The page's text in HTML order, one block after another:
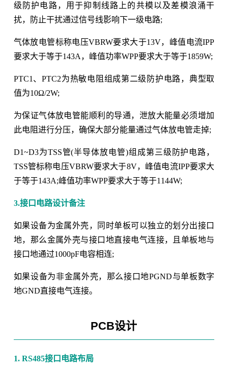
级防护电路，用于抑制线路上的共模以及差模浪涌干
扰，防止干扰通过信号线影响下一级电路;
气体放电管标称电压VBRW要求大于13V，峰值电流IPP
要求大于等于143A，峰值功率WPP要求大于等于1859W;
PTC1、PTC2为热敏电阻组成第二级防护电路，典型取
值为10Ω/2W;
为保证气体放电管能顺利的导通，泄放大能量必须增加
此电阻进行分压，确保大部分能量通过气体放电管走掉;
D1~D3为TSS管(半导体放电管)组成第三级防护电路，
TSS管标称电压VBRW要求大于8V，峰值电流IPP要求大
于等于143A;峰值功率WPP要求大于等于1144W;
3.接口电路设计备注
如果设备为金属外壳，同时单板可以独立的划分出接口
地，那么金属外壳与接口地直接电气连接，且单板地与
接口地通过1000pF电容相连;
如果设备为非金属外壳，那么接口地PGND与单板数字
地GND直接电气连接。
PCB设计
1. RS485接口电路布局